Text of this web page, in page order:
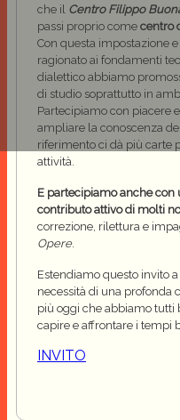
che il Centro Filippo
passi proprio come centro
Con questa impostazione
ragionato ai fondamenti
dialettico abbiamo
di studio soprattutto in
Partecipiamo con piacere
ampliare la conoscenza
riferimento ci dà più carte
attività.
E partecipiamo anche con
contributo attivo di molti
correzione, rilettura e
Opere.
Estendiamo questo invito
necessità di una profonda
più oggi che abbiamo tutti
capire e affrontare i tempi
INVITO